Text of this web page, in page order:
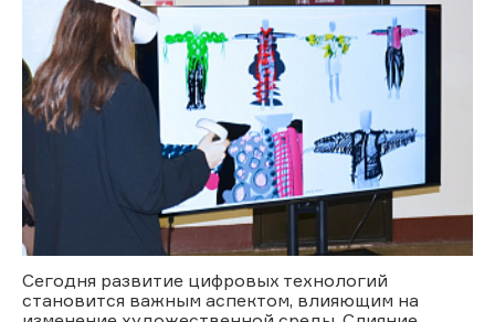
Сегодня развитие цифровых технологий
становится важным аспектом, влияющим на